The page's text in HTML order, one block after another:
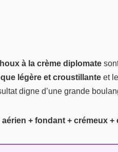
à la crème diplomate
légère et croustillante et
digne d’une grande
aérien + fondant + crémeux +